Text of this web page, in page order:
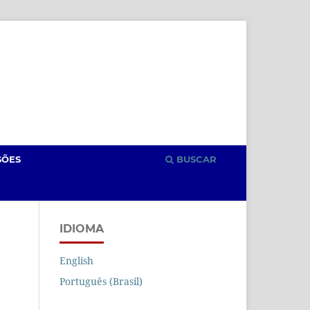
BUSCAR
IDIOMA
English
Português (Brasil)